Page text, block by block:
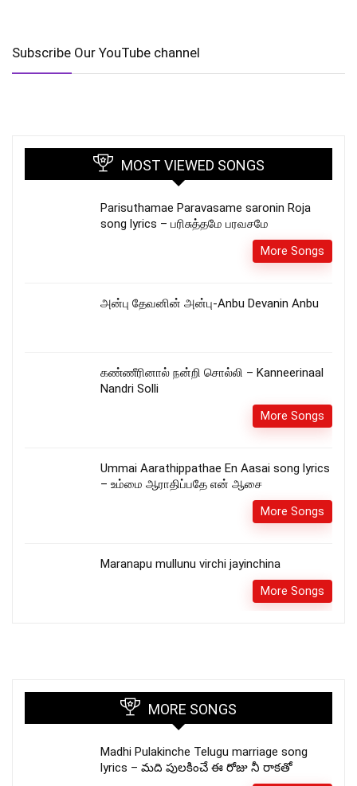
Subscribe Our YouTube channel
MOST VIEWED SONGS
Parisuthamae Paravasame saronin Roja
song lyrics – பரிசுத்தமே பரவசமே
More Songs
அன்பு தேவனின் அன்பு-Anbu Devanin Anbu
கண்ணீரினால் நன்றி சொல்லி – Kanneerinaal
Nandri Solli
More Songs
Ummai Aarathippathae En Aasai song lyrics
– உம்மை ஆராதிப்பதே என் ஆசை
More Songs
Maranapu mullunu virchi jayinchina
More Songs
MORE SONGS
Madhi Pulakinche Telugu marriage song
lyrics – మది పులకించే ఈ రోజు నీ రాకతో